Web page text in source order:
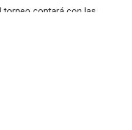
torneo contará con las